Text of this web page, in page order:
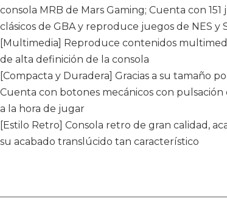
consola MRB de Mars Gaming; Cuenta con
clásicos de GBA y reproduce juegos de NES y
[Multimedia] Reproduce contenidos
de alta definición de la consola
[Compacta y Duradera] Gracias a su tamaño
Cuenta con botones mecánicos con
a la hora de jugar
[Estilo Retro] Consola retro de gran calidad,
su acabado translúcido tan característico